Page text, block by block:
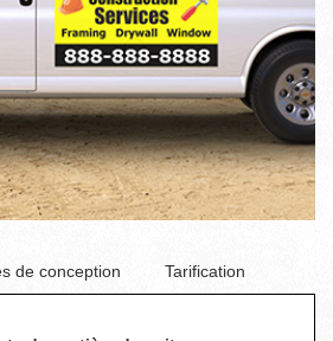
de conception Tarification